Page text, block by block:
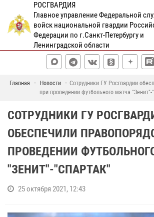
РОСГВАРДИЯ
Главное управление Федеральной
войск национальной гвардии
Федерации по г.Санкт-Петербургу и
Ленинградской области
Главная Новости
Сотрудники ГУ Росгвардии
при проведении футбольного матча "Зенит"-
СОТРУДНИКИ ГУ
ОБЕСПЕЧИЛИ
ПРОВЕДЕНИИ
"ЗЕНИТ"-"СПАРТАК"
25 октября 2021, 12:43